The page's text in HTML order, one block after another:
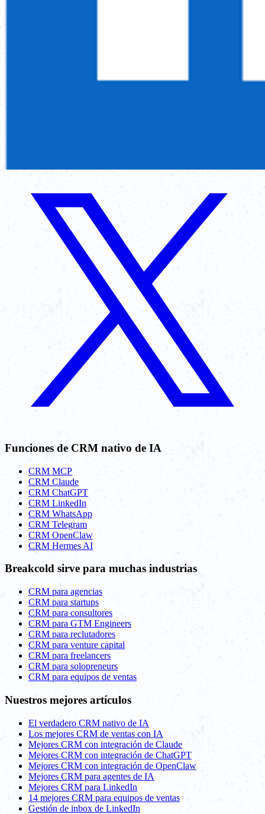
Funciones de CRM nativo de IA
CRM MCP
CRM Claude
CRM ChatGPT
CRM LinkedIn
CRM WhatsApp
CRM Telegram
CRM OpenClaw
CRM Hermes AI
Breakcold sirve para muchas industrias
CRM para agencias
CRM para startups
CRM para consultores
CRM para GTM Engineers
CRM para reclutadores
CRM para venture capital
CRM para freelancers
CRM para solopreneurs
CRM para equipos de ventas
Nuestros mejores artículos
El verdadero CRM nativo de IA
Los mejores CRM de ventas con IA
Mejores CRM con integración de Claude
Mejores CRM con integración de ChatGPT
Mejores CRM con integración de OpenClaw
Mejores CRM para agentes de IA
Mejores CRM para LinkedIn
14 mejores CRM para equipos de ventas
Gestión de inbox de LinkedIn